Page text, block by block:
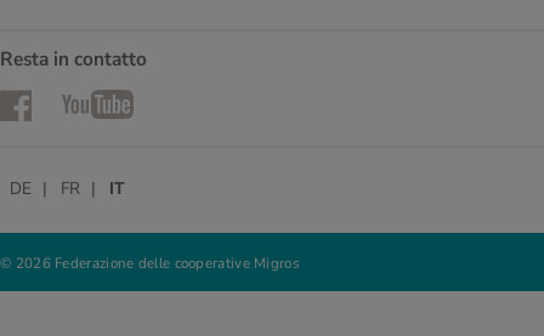
Resta in contatto
FacebookYouTube
© 2026 Federazione delle cooperative Migros
DE FR IT